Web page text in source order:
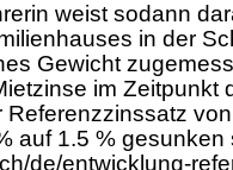
weist sodann
in der
Gewicht
im Zeitpunkt
Referenzzinssatz
auf 1.5 % gesunken
de/entwicklung-